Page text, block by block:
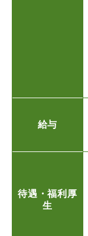
給与
待遇・福利厚
生